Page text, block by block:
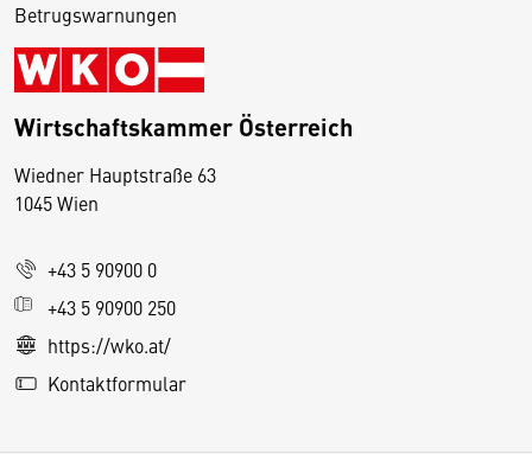
Betrugswarnungen
Wirtschaftskammer Österreich
Wiedner Hauptstraße 63
1045 Wien
+43 5 90900 0
+43 5 90900 250
https://wko.at/
Kontaktformular
D
s
e
S
e